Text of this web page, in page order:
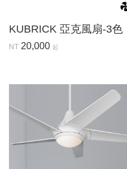
KUBRICK 亞克風扇-3色
NT 20,000 起